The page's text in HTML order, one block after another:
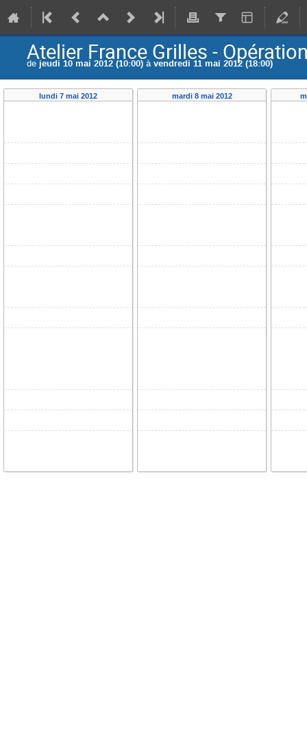
Atelier France Grilles -
de jeudi 10 mai 2012 (10:00) àvendredi 11 mai 2012 (18:00)
lundi 7 mai 2012 mardi 8 mai 2012